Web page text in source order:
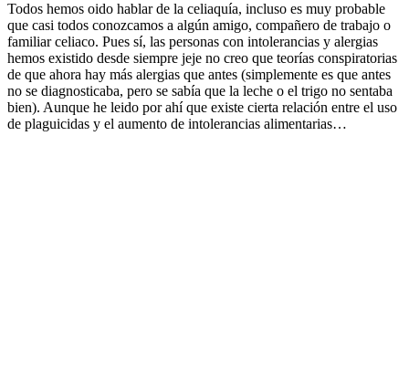
Todos hemos oido hablar de la celiaquía, incluso es muy probable
que casi todos conozcamos a algún amigo, compañero de trabajo o
familiar celiaco. Pues sí, las personas con intolerancias y alergias
hemos existido desde siempre jeje no creo que teorías conspiratorias
de que ahora hay más alergias que antes (simplemente es que antes
no se diagnosticaba, pero se sabía que la leche o el trigo no sentaba
bien). Aunque he leido por ahí que existe cierta relación entre el uso
de plaguicidas y el aumento de intolerancias alimentarias…